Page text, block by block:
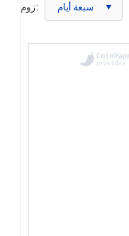
زوم: سبعة أيام